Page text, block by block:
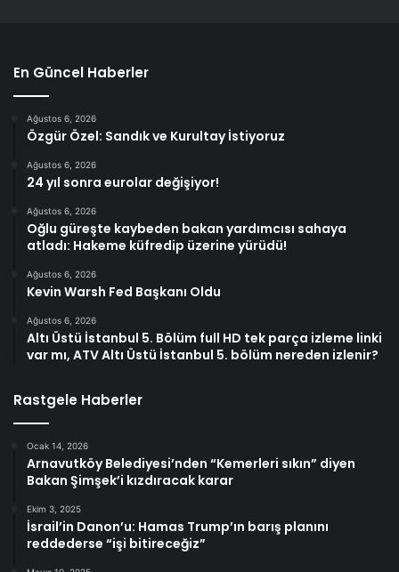
En Güncel Haberler
Ağustos 6, 2026
Özgür Özel: Sandık ve Kurultay İstiyoruz
Ağustos 6, 2026
24 yıl sonra eurolar değişiyor!
Ağustos 6, 2026
Oğlu güreşte kaybeden bakan yardımcısı sahaya
atladı: Hakeme küfredip üzerine yürüdü!
Ağustos 6, 2026
Kevin Warsh Fed Başkanı Oldu
Ağustos 6, 2026
Altı Üstü İstanbul 5. Bölüm full HD tek parça izleme linki
var mı, ATV Altı Üstü İstanbul 5. bölüm nereden izlenir?
Rastgele Haberler
Ocak 14, 2026
Arnavutköy Belediyesi’nden “Kemerleri sıkın” diyen
Bakan Şimşek’i kızdıracak karar
Ekim 3, 2025
İsrail’in Danon’u: Hamas Trump’ın barış planını
reddederse “işi bitireceğiz”